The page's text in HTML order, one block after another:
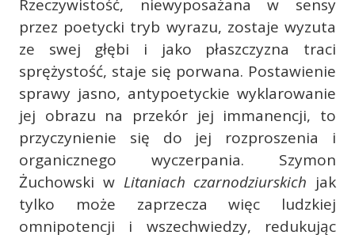
Rzeczywistość, niewyposażana w sensy
przez poetycki tryb wyrazu, zostaje wyzuta
ze swej głębi i jako płaszczyzna traci
sprężystość, staje się porwana. Postawienie
sprawy jasno, antypoetyckie wyklarowanie
jej obrazu na przekór jej immanencji, to
przyczynienie się do jej rozproszenia i
organicznego wyczerpania. Szymon
Żuchowski w Litaniach czarnodziurskich jak
tylko może zaprzecza więc ludzkiej
omnipotencji i wszechwiedzy, redukując